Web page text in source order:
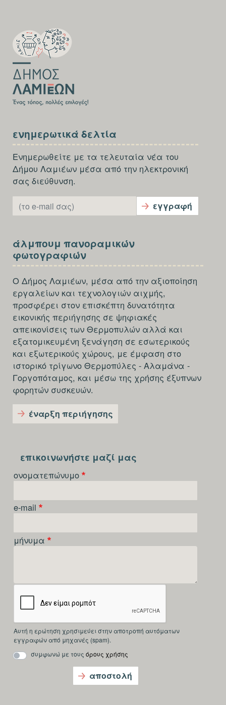
FOOTER-
FIRST
FOOTER-
SECOND
ενημερωτικά δελτία
Ενημερωθείτε με τα τελευταία νέα του
Δήμου Λαμιέων μέσα από την ηλεκτρονική
σας διεύθυνση.
E-mail
εγγραφή
SECTION
FOOTER-
THIRD
άλμπουμ πανοραμικών
φωτογραφιών
Ο Δήμος Λαμιέων, μέσα από την αξιοποίηση
εργαλείων και τεχνολογιών αιχμής,
προσφέρει στον επισκέπτη δυνατότητα
εικονικής περιήγησης σε ψηφιακές
απεικονίσεις των Θερμοπυλών αλλά και
εξατομικευμένη ξενάγηση σε εσωτερικούς
και εξωτερικούς χώρους, με έμφαση στο
ιστορικό τρίγωνο Θερμοπύλες - Αλαμάνα -
Γοργοπόταμος, και μέσω της χρήσης έξυπνων
φορητών συσκευών.
έναρξη περιήγησης
FOOTER-
FOURTH
επικοινωνήστε μαζί μας
ονοματεπώνυμο
e-mail
μήνυμα
reCAPTCHA
Αυτή η ερώτηση χρησιμεύει στην αποτροπή αυτόματων
εγγραφών από μηχανές (spam).
συμφωνώ με τους όρους χρήσης
αποστολή